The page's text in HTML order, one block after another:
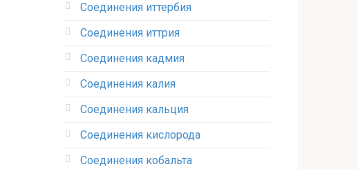
Соединения иттербия‎
Соединения иттрия‎
Соединения кадмия
Соединения калия‎
Соединения кальция
Соединения кислорода‎
Соединения кобальта